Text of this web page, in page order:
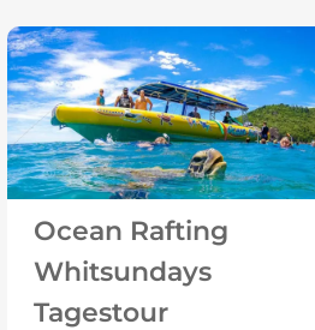
Ocean Rafting
Whitsundays
Tagestour